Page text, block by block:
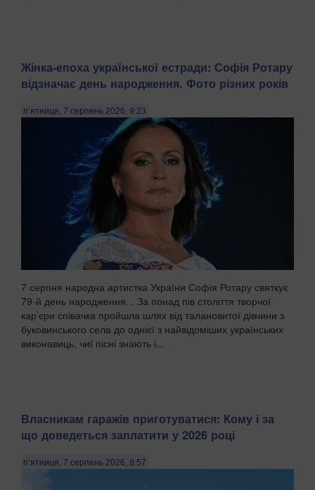
Жінка-епоха української естради: Софія Ротару
відзначає день народження. Фото різних років
п’ятниця, 7 серпень 2026, 9:23
7 серпня народна артистка України Софія Ротару святкує
79-й день народження. . За понад пів століття творчої
кар’єри співачка пройшла шлях від талановитої дівчини з
буковинського села до однієї з найвідоміших українських
виконавиць, чиї пісні знають і...
Власникам гаражів приготуватися: Кому і за
що доведеться заплатити у 2026 році
п’ятниця, 7 серпень 2026, 8:57